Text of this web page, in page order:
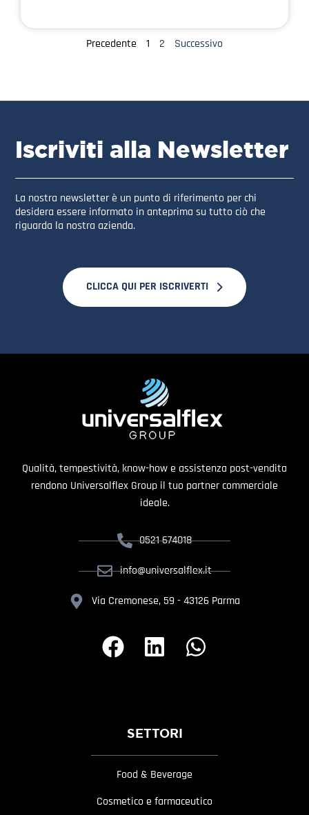
Precedente 1 2 Successivo
Iscriviti alla Newsletter
La nostra newsletter è un punto di riferimento per chi
desidera essere informato in anteprima su tutto ciò che
riguarda la nostra azienda.
CLICCA QUI PER ISCRIVERTI
Qualità, tempestività, know-how e assistenza post-vendita
rendono Universalflex Group il tuo partner commerciale
ideale.
0521 674018
info@universalflex.it
Via Cremonese, 59 - 43126 Parma
SETTORI
Food & Beverage
Cosmetico e farmaceutico